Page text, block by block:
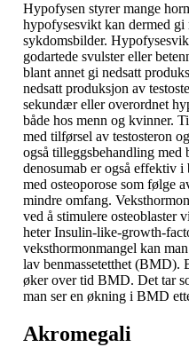
Hypofysen styrer mange
hypofysesvikt kan dermed
sykdomsbilder.
godartede svulster eller
blant annet gi nedsatt
nedsatt produksjon av
sekundær eller overordnet
både hos menn og kvinner.
med tilførsel av testosteron
også tilleggsbehandling med
denosumab er også effektiv
med osteoporose som følge
mindre omfang.
ved å stimulere osteoblaster
heter Insulin-like-growth-
veksthormonmangel kan
lav benmassetetthet (BMD).
øker over tid BMD. Det tar
man ser en økning i BMD
Akromegali